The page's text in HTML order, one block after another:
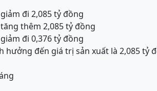
đi 2,085 tỷ đồng
thêm 2,085 tỷ đồng
đi 0,376 tỷ đồng
hưởng đến giá trị sản xuất là 2,085 tỷ